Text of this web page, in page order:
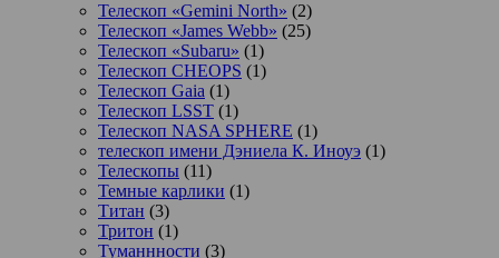
Телескоп «Gemini North» (2)
Телескоп «James Webb» (25)
Телескоп «Subaru» (1)
Телескоп CHEOPS (1)
Телескоп Gaia (1)
Телескоп LSST (1)
Телескоп NASA SPHERE (1)
телескоп имени Дэниела К. Иноуэ (1)
Телескопы (11)
Темные карлики (1)
Титан (3)
Тритон (1)
Туманнности (3)